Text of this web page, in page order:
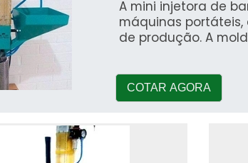
A mini injetora de
máquinas
de produção. A
COTAR AGORA